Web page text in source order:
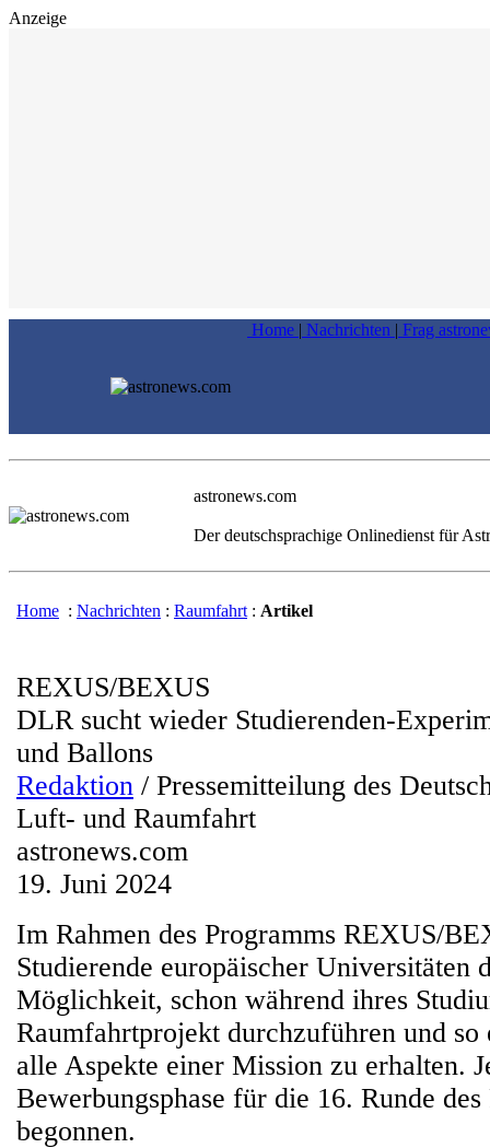
Anzeige
Home | Nachrichten | Frag
astronews.com
Der deutschsprachige Onlinedienst für
Home : Nachrichten : Raumfahrt : Artikel
REXUS/BEXUS
DLR sucht wieder Studierenden-
und Ballons
Redaktion / Pressemitteilung des
Luft- und Raumfahrt
astronews.com
19. Juni 2024
Im Rahmen des Programms REXUS/
Studierende europäischer Universitäten
Möglichkeit, schon während ihres
Raumfahrtprojekt durchzuführen und
alle Aspekte einer Mission zu erhalten.
Bewerbungsphase für die 16. Runde des
begonnen.